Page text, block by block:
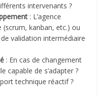
intervenants ?
: L’agence
kanban, etc.) ou
validation intermédiaire
: En cas de changement
capable de s’adapter ?
technique réactif ?